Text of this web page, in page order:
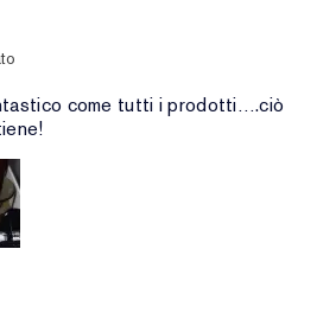
come tutti i prodotti….ciò